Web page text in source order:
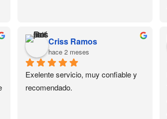
Criss Ramos
hace 2 meses
Exelente servicio, muy confiable y
recomendado.